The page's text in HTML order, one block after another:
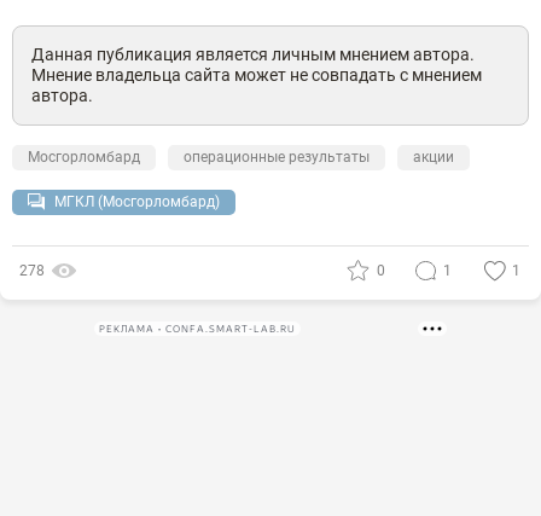
Данная публикация является личным мнением автора.
Мнение владельца сайта может не совпадать с мнением
автора.
Мосгорломбард операционные результаты акции
МГКЛ (Мосгорломбард)
278 0 1 1
РЕКЛАМА • CONFA.SMART-LAB.RU